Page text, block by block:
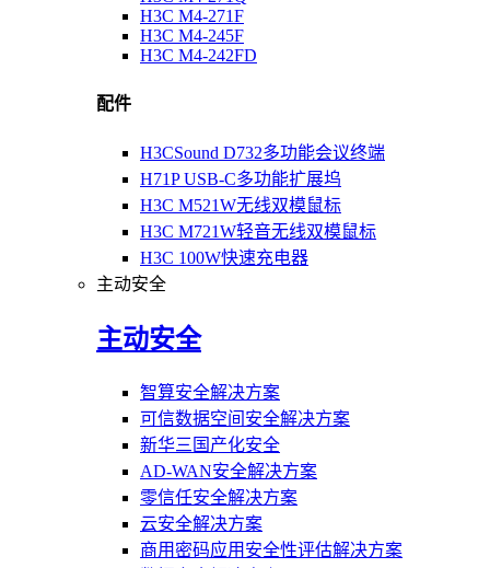
H3C M4-271F
H3C M4-245F
H3C M4-242FD
配件
H3CSound D732多功能会议终端
H71P USB-C多功能扩展坞
H3C M521W无线双模鼠标
H3C M721W轻音无线双模鼠标
H3C 100W快速充电器
主动安全
主动安全
智算安全解决方案
可信数据空间安全解决方案
新华三国产化安全
AD-WAN安全解决方案
零信任安全解决方案
云安全解决方案
商用密码应用安全性评估解决方案